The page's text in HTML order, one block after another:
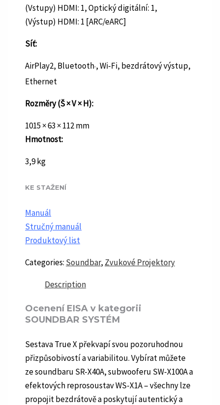
(Vstupy) HDMI: 1, Optický digitální: 1,
(Výstup) HDMI: 1 [ARC/eARC]
Síť:
AirPlay2, Bluetooth®, Wi-Fi, bezdrátový výstup,
Ethernet
Rozměry (Š × V × H):
1015 × 63 × 112 mm
Hmotnost:
3,9 kg
KE STAŽENÍ
Manuál
Stručný manuál
Produktový list
Categories: Soundbar, Zvukové Projektory
Description
Ocenení EISA v kategorii
SOUNDBAR SYSTÉM
Sestava True X překvapí svou pozoruhodnou
přizpůsobivostí a variabilitou. Vybírat můžete
ze soundbaru SR-X40A, subwooferu SW-X100A a
efektových reprosoustav WS-X1A – všechny lze
propojit bezdrátově a poskytují autentický a